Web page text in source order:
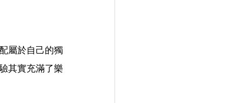
屬於自己的獨
其實充滿了樂